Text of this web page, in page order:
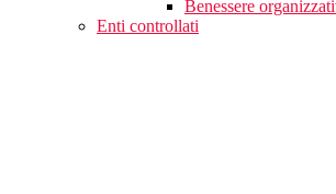
Benessere
Enti controllati